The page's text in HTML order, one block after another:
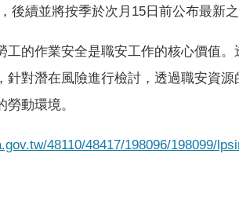
後續並將按季於次月15日前公布最新
工的作業安全是職安工作的核心價值
針對潛在風險進行檢討，透過職安資
動環境。
48110/48417/198096/198099/